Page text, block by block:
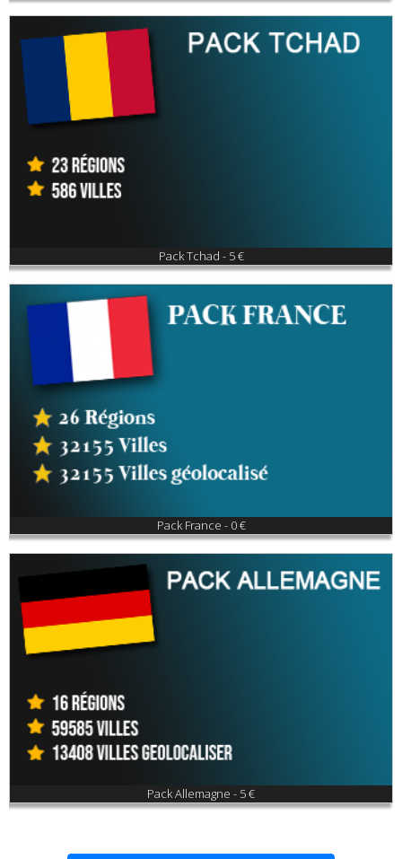
Pack Tchad - 5 €
Pack France - 0 €
Pack Allemagne - 5 €